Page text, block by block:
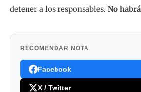
detener a los responsables. No
RECOMENDAR NOTA
Facebook
X / Twitter